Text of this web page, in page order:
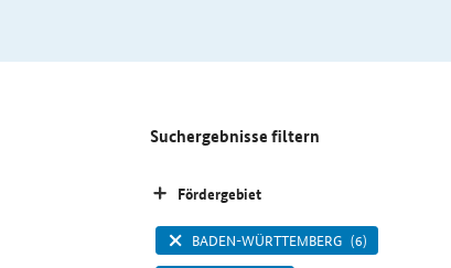
Suchergebnisse filtern
Fördergebiet
BADEN-WÜRTTEMBERG (6)